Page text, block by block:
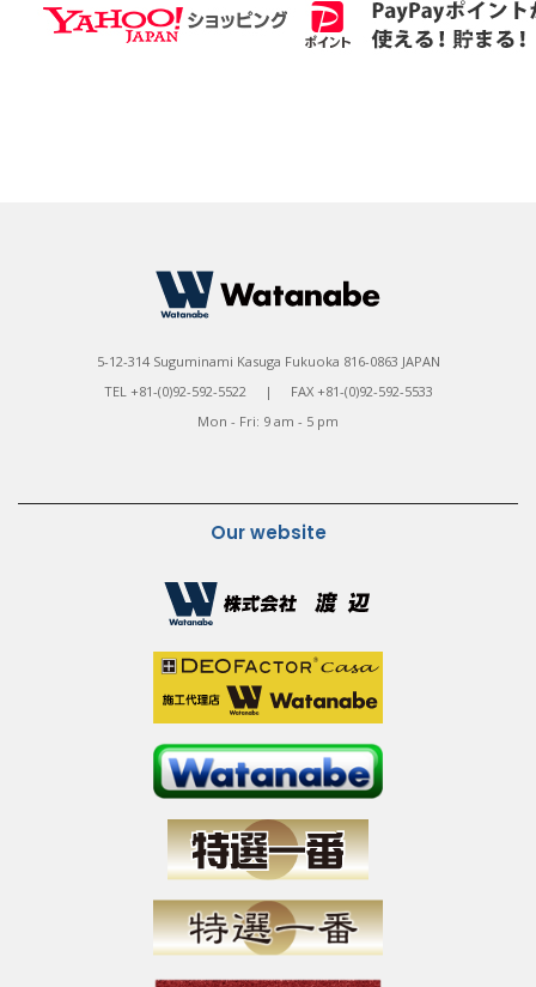
5-12-314 Suguminami Kasuga Fukuoka 816-0863 JAPAN
TEL +81-(0)92-592-5522 | FAX +81-(0)92-592-5533
Mon - Fri: 9 am - 5 pm
Our website